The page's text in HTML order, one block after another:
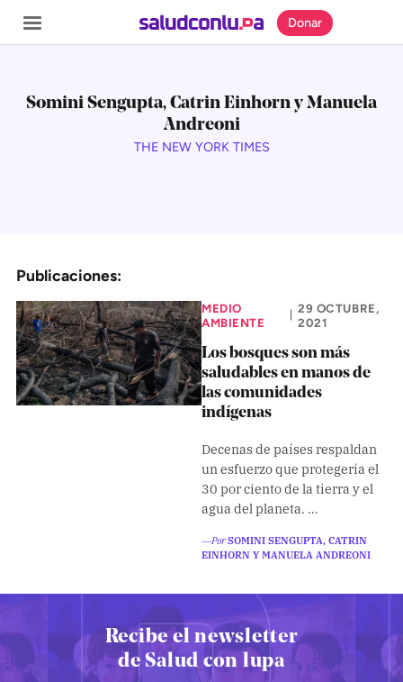
Nosotros
COBERTURAS
Comprueba
Climatopedia
FORMATOS
Entrevistas
Opinión
Donar
Somini Sengupta, Catrin Einhorn y Manuela
Andreoni
THE NEW YORK TIMES
Publicaciones:
MEDIO
AMBIENTE
29 OCTUBRE,
2021
Los bosques son más
saludables en manos de
las comunidades
indígenas
Decenas de países respaldan
un esfuerzo que protegería el
30 por ciento de la tierra y el
agua del planeta. …
―PorSOMINI SENGUPTA, CATRIN
EINHORN Y MANUELA ANDREONI
Recibe el newsletter
de Salud con lupa